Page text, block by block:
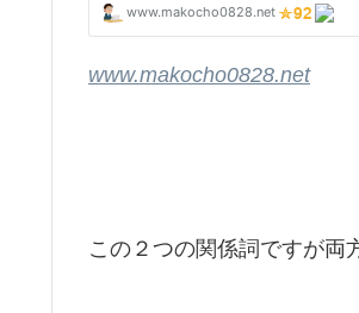
www.makocho0828.net
この２つの関係詞ですが両